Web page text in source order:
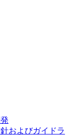
およびガイドラ